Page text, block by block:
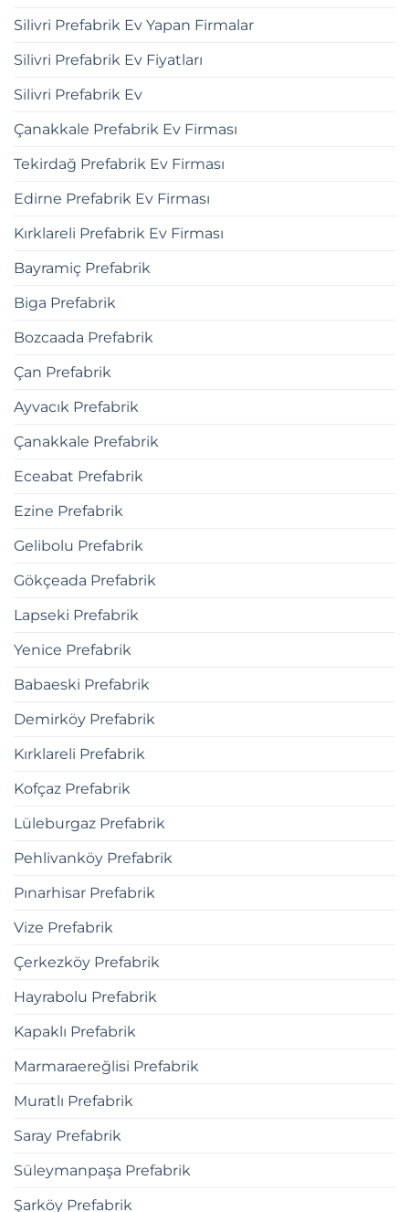
Silivri Prefabrik Ev Yapan Firmalar
Silivri Prefabrik Ev Fiyatları
Silivri Prefabrik Ev
Çanakkale Prefabrik Ev Firması
Tekirdağ Prefabrik Ev Firması
Edirne Prefabrik Ev Firması
Kırklareli Prefabrik Ev Firması
Bayramiç Prefabrik
Biga Prefabrik
Bozcaada Prefabrik
Çan Prefabrik
Ayvacık Prefabrik
Çanakkale Prefabrik
Eceabat Prefabrik
Ezine Prefabrik
Gelibolu Prefabrik
Gökçeada Prefabrik
Lapseki Prefabrik
Yenice Prefabrik
Babaeski Prefabrik
Demirköy Prefabrik
Kırklareli Prefabrik
Kofçaz Prefabrik
Lüleburgaz Prefabrik
Pehlivanköy Prefabrik
Pınarhisar Prefabrik
Vize Prefabrik
Çerkezköy Prefabrik
Hayrabolu Prefabrik
Kapaklı Prefabrik
Marmaraereğlisi Prefabrik
Muratlı Prefabrik
Saray Prefabrik
Süleymanpaşa Prefabrik
Şarköy Prefabrik